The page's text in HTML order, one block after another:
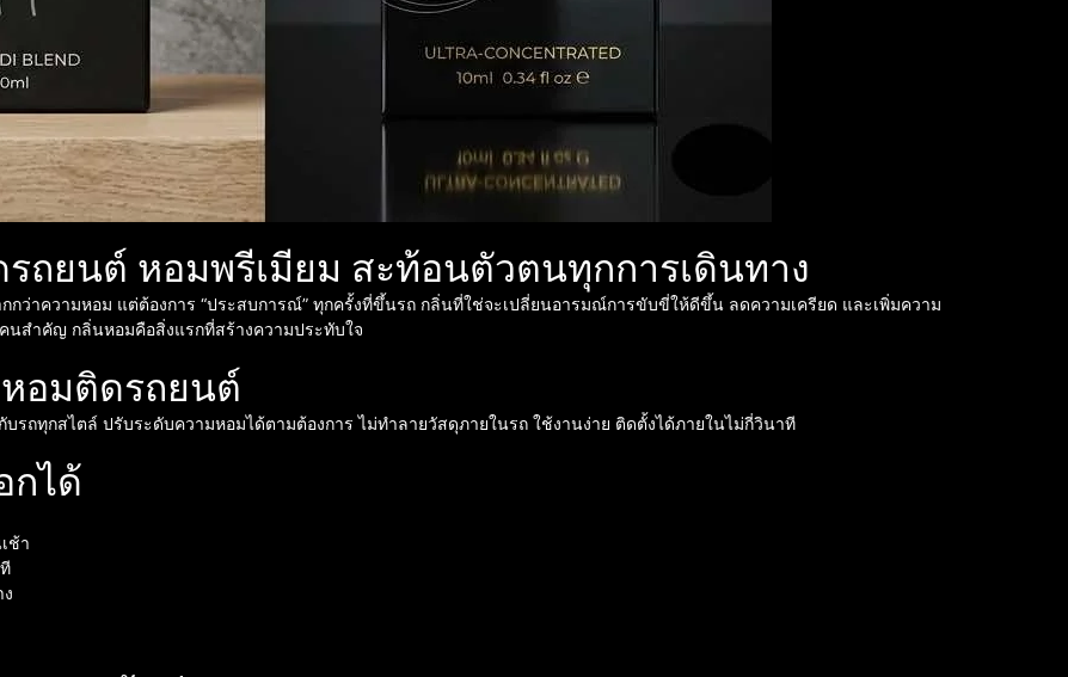
ถยนต์ หอมพรีเมียม สะท้อนตัวตนทุกการเดินทาง
กว่าความหอม แต่ต้องการ “ประสบการณ์” ทุกครั้งที่ขึ้นรถ กลิ่นที่ใช่จะเปลี่ยนอารมณ์การขับขี่ให้ดีขึ้น ลดความเครียด และเพิ่มความ
นสำคัญ กลิ่นหอมคือสิ่งแรกที่สร้างความประทับใจ
หอมติดรถยนต์
รถทุกสไตล์ ปรับระดับความหอมได้ตามต้องการ ไม่ทำลายวัสดุภายในรถ ใช้งานง่าย ติดตั้งได้ภายในไม่กี่วินาที
ได้
ช้า